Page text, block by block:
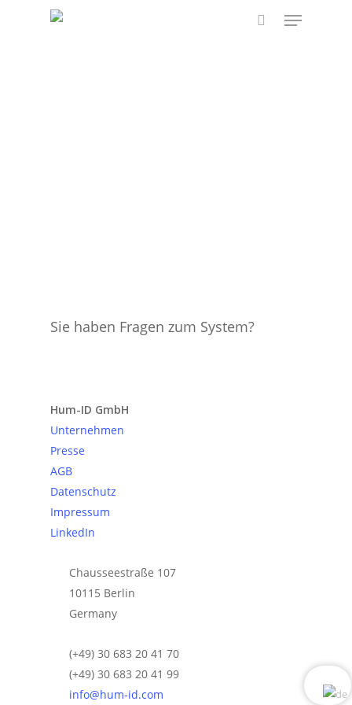
Menu
Sie haben Fragen zum System?
Hum-ID GmbH
Unternehmen
Presse
AGB
Datenschutz
Impressum
LinkedIn
Chausseestraße 107
10115 Berlin
Germany
(+49) 30 683 20 41 70
(+49) 30 683 20 41 99
info@hum-id.com